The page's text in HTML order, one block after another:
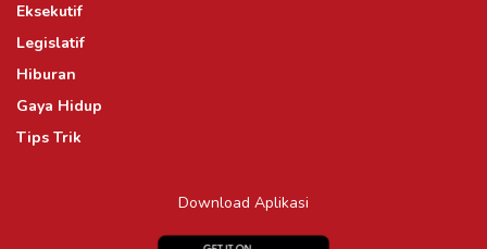
Eksekutif
Legislatif
Hiburan
Gaya Hidup
Tips Trik
Download Aplikasi